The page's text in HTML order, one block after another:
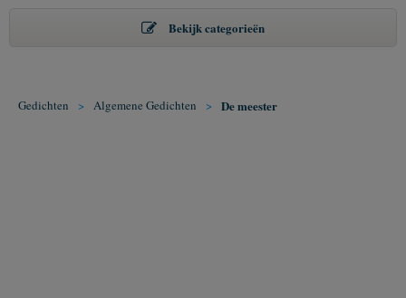
Bekijk categorieën
Gedichten > Algemene Gedichten > De meester